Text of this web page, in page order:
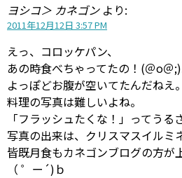
ヨシコ＞ カネゴン より:
2011年12月12日 3:57 PM
えっ、コロッケパン、
あの時食べちゃってたの！(＠o＠
よっぽどお腹が空いてたんだねえ
料理の写真は難しいよね。
「フラッシュたくな！」ってうる
写真の出来は、クリスマスイルミ
皆既月食もカネゴンブログの方が
（ ゜ー´)ｂ